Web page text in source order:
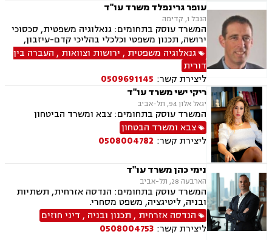
עופר גרינפלד משרד עו"ד
הנבל 1, קדימה
המשרד עוסק בתחומים: גנאלוגיה משפטית, סכסוכי
ירושה, תכנון משפטי וכלכלי בהליכי קדם-עיזבון,
ובהעברה בין-דורית
גנאלוגיה משפטית , ירושות וצוואות , העברה בין
דורית
ליצירת קשר: 0509691145
ריקי ישי משרד עו"ד
יגאל אלון 94, תל-אביב
המשרד עוסק בתחומים: צבא ומשרד הביטחון
צבא ומשרד הבטחון
ליצירת קשר: 0508004782
נימי כהן משרד עו"ד
הארבעה 28, תל-אביב
המשרד עוסק בתחומים: הנדסה אזרחית, תשתיות
ובניה, ליטיגציה, משפט מסחרי.
הנדסה אזרחית , תכנון ובניה , דיני חוזים
ליצירת קשר: 0508004753